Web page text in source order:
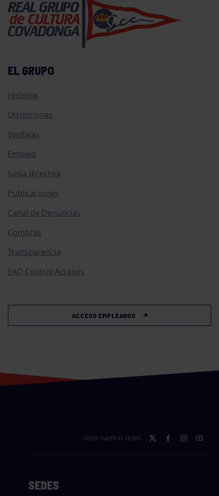
EL GRUPO
Historia
Distinciones
Ventajas
Empleo
Junta directiva
Publicaciones
Canal de Denuncias
Compras
Transparencia
FAQ Control Accesos
ACCESO EMPLEADOS
Visita nuestras redes
SEDES